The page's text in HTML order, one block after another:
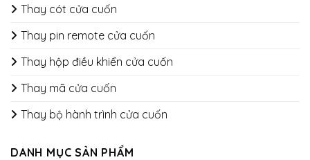
Thay cót cửa cuốn
Thay pin remote cửa cuốn
Thay hộp điều khiển cửa cuốn
Thay mã cửa cuốn
Thay bộ hành trình cửa cuốn
DANH MỤC SẢN PHẨM